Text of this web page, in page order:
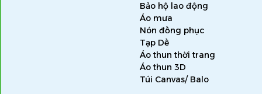
Bảo hộ lao động
Áo mưa
Nón đồng phục
Tạp Dề
Áo thun thời trang
Áo thun 3D
Túi Canvas/ Balo